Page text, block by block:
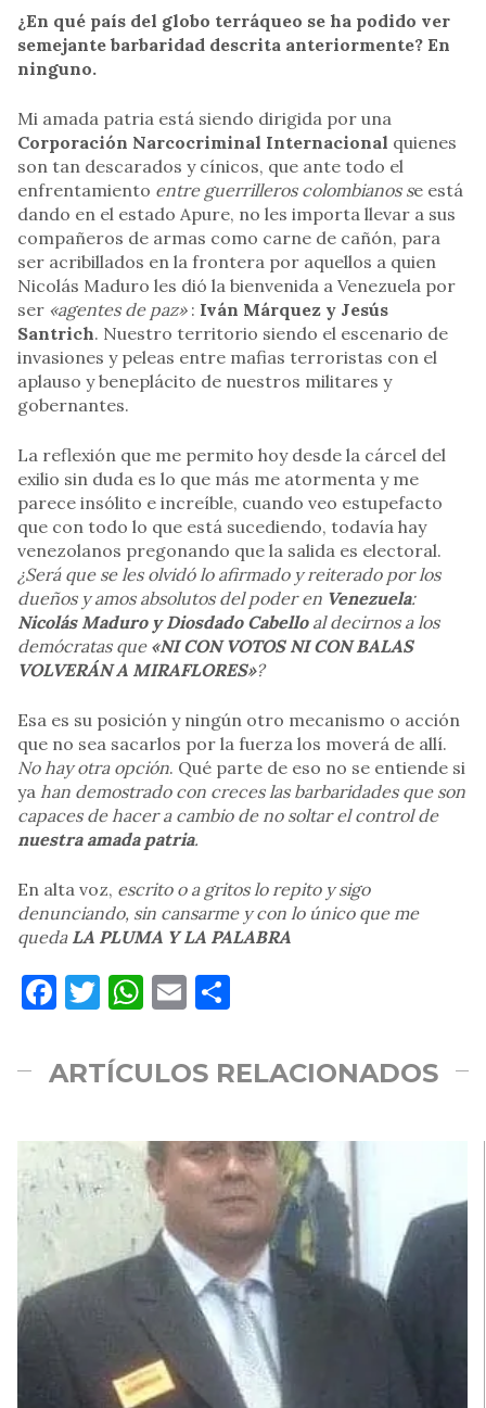
¿En qué país del globo terráqueo se ha podido ver
semejante barbaridad descrita anteriormente? En
ninguno.
Mi amada patria está siendo dirigida por una
Corporación Narcocriminal Internacional quienes
son tan descarados y cínicos, que ante todo el
enfrentamiento entre guerrilleros colombianos se está
dando en el estado Apure, no les importa llevar a sus
compañeros de armas como carne de cañón, para
ser acribillados en la frontera por aquellos a quien
Nicolás Maduro les dió la bienvenida a Venezuela por
ser «agentes de paz»: Iván Márquez y Jesús
Santrich. Nuestro territorio siendo el escenario de
invasiones y peleas entre mafias terroristas con el
aplauso y beneplácito de nuestros militares y
gobernantes.
La reflexión que me permito hoy desde la cárcel del
exilio sin duda es lo que más me atormenta y me
parece insólito e increíble, cuando veo estupefacto
que con todo lo que está sucediendo, todavía hay
venezolanos pregonando que la salida es electoral.
¿Será que se les olvidó lo afirmado y reiterado por los
dueños y amos absolutos del poder en Venezuela:
Nicolás Maduro y Diosdado Cabelloal decirnos a los
demócratas que «NI CON VOTOS NI CON BALAS
VOLVERÁN A MIRAFLORES»?
Esa es su posición y ningún otro mecanismo o acción
que no sea sacarlos por la fuerza los moverá de allí.
No hay otra opción. Qué parte de eso no se entiende si
ya han demostrado con creces las barbaridades que son
capaces de hacer a cambio de no soltar el control de
nuestra amada patria.
En alta voz, escrito o a gritos lo repito y sigo
denunciando, sin cansarme y con lo único que me
queda LA PLUMA Y LA PALABRA
Facebook
Twitter
WhatsApp
Email
ARTÍCULOS RELACIONADOS